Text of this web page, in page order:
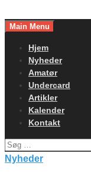
toMain Menu
Hjem
Nyheder
Amatør
Undercard
Artikler
Kalender
Kontakt
Søg
efter:
Nyheder